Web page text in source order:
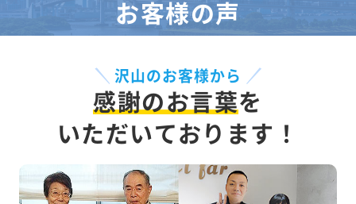
お客様の声
沢山のお客様から
感謝のお言葉を
いただいております！